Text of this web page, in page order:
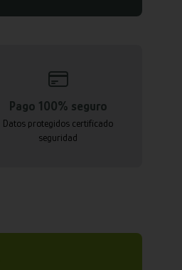
Pago 100% seguro
Datos protegidos certificado
seguridad